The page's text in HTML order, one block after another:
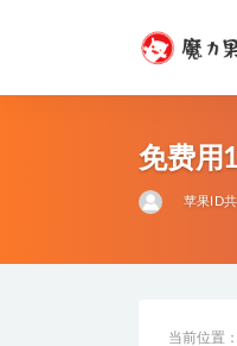
免费用
苹果ID
当前位置：